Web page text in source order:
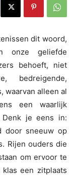
dit woord,
onze geliefde
behoeft, niet
bedreigende,
waarvan alleen al
een waarlijk
Denk je eens in:
door sneeuw op
Rijen ouders die
om ervoor te
een zitplaats